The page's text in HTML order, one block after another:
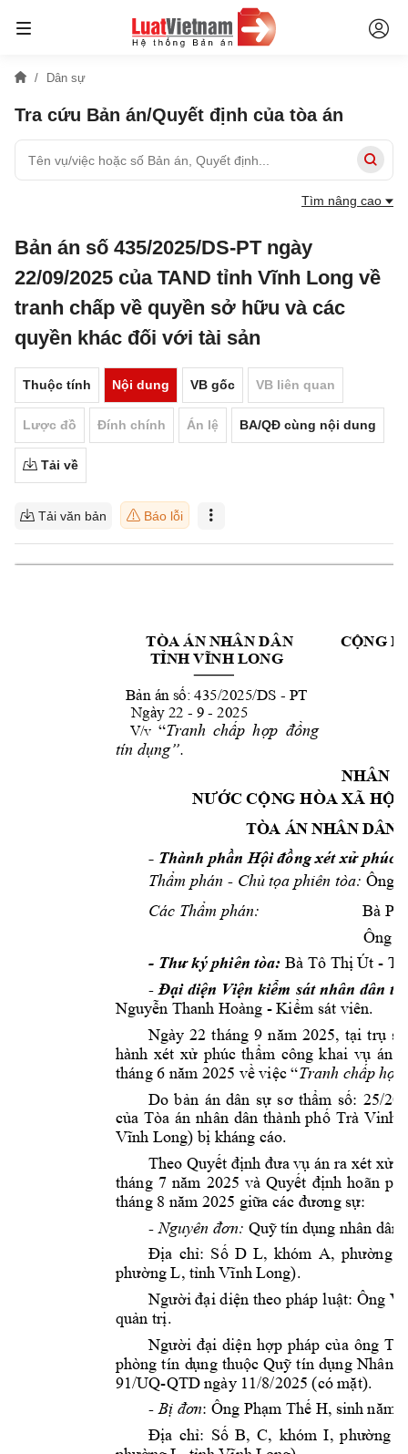
Dân sự
Tra cứu Bản án/Quyết định của tòa án
Tìm nâng cao
Bản án số 435/2025/DS-PT ngày
22/09/2025 của TAND tỉnh Vĩnh Long về
tranh chấp về quyền sở hữu và các
quyền khác đối với tài sản
Thuộc tính Nội dung VB gốc VB liên quan
Lược đồ Đính chính Án lệ BA/QĐ cùng nội dung
Tải về
Tải văn bản Báo lỗi
NHÂN D
NƯỚC CỘNG HÒA XÃ HỘI
TÒA ÁN NHÂN DÂN
- Thành phần Hội đồng xét xử phúc
-  Ông
 Bà
Ông
- Thư ký phiên tòa: Bà Tô Thị Út -
- Đại diện Viện kiểm sát nhân dân
Nguyễn Thanh Hoàng - Kiểm sát viên.
Ngày 22 tháng 9 năm 2025, tại trụ
hành xét xử phúc thẩm công khai vụ án
tháng 6 năm 2025 về việc “
Do bản án dân sự sơ thẩm số: 25/
của Tòa án nhân dân thành phố Trà Vinh
Vĩnh Long) bị kháng cáo.
Theo Quyết định đưa vụ án ra xét xử
tháng 7 năm 2025 và Quyết định hoãn
tháng 8 năm 2025 giữa các đương sự:
-  Quỹ tín dụng nhân dân
Địa chỉ: Số D L, khóm A, phường
phường L, tỉnh Vĩnh Long).
Người đại diện theo pháp luật: Ông
quản trị.
Người đại diện hợp pháp của ông T:
phòng tín dụng thuộc Quỹ tín dụng Nhân d
91/UQ-QTD ngày 11/8/2025 (có mặt).
- : Ông Phạm Thế H, sinh năm
Địa chỉ: Số B, C, khóm I, phường
TÒA ÁN NHÂN DÂN
TỈNH VĨNH LONG
Bản án số: 435/2025/DS - PT
    Ngày 22 - 9 - 2025
    V/v
“   
.
CỘNG